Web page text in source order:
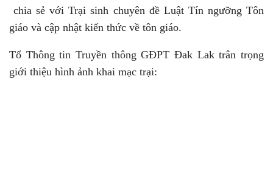
chia sẻ với Trại sinh chuyên đề Luật Tín ngưỡng Tôn
giáo và cập nhật kiến thức về tôn giáo.
Tổ Thông tin Truyền thông GĐPT Đak Lak trân trọng
giới thiệu hình ảnh khai mạc trại: